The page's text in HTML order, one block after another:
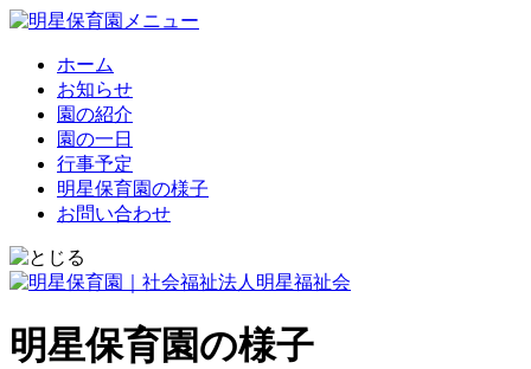
ホーム
お知らせ
園の紹介
園の一日
行事予定
明星保育園の様子
お問い合わせ
明星保育園の様子